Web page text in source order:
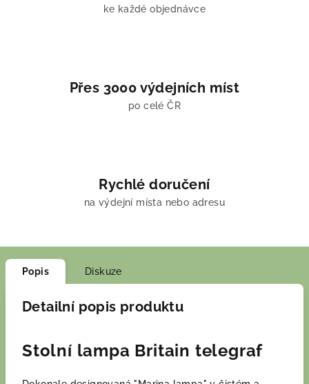
ke každé objednávce
Přes 3000 výdejních míst
po celé ČR
Rychlé doručení
na výdejní místa nebo adresu
Popis Diskuze
Detailní popis produktu
Stolní lampa Britain telegraf